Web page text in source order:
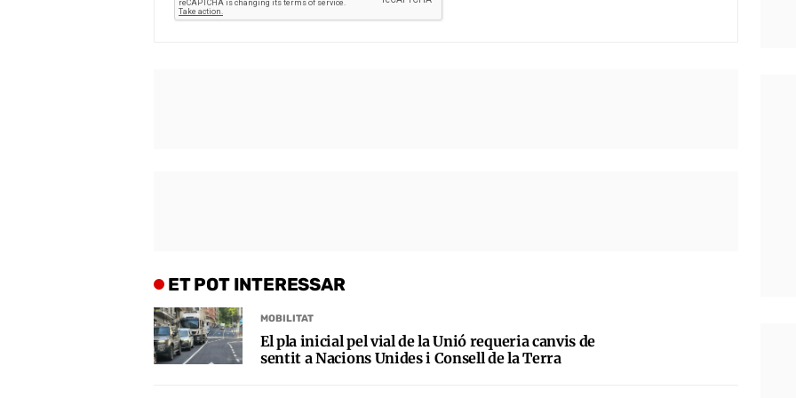
ET POT INTERESSAR
MOBILITAT
El pla inicial pel vial de la Unió requeria canvis de
sentit a Nacions Unides i Consell de la Terra